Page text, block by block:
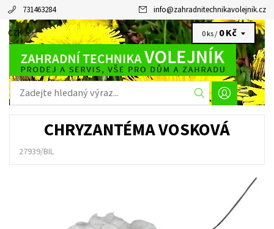
731463284 info@zahradnitechnikavolejnik.cz
CZK 0 ks / 0 Kč
CHRYZANTÉMA VOSKOVÁ
27939/BIL